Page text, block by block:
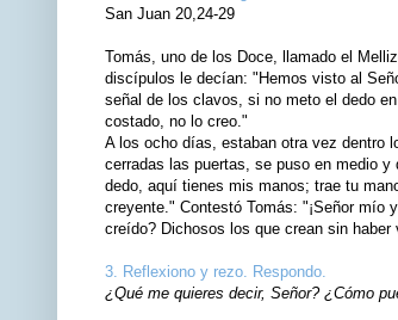
San Juan 20,24-29
Tomás, uno de los Doce, llamado el
discípulos le decían: "Hemos visto al
señal de los clavos, si no meto el dedo
costado, no lo creo."
A los ocho días, estaban otra vez dentro
cerradas las puertas, se puso en medio
dedo, aquí tienes mis manos; trae tu
creyente." Contestó Tomás: "¡Señor
creído? Dichosos los que crean sin haber
3. Reflexiono y rezo. Respondo.
¿Qué me quieres decir, Señor? ¿Cómo